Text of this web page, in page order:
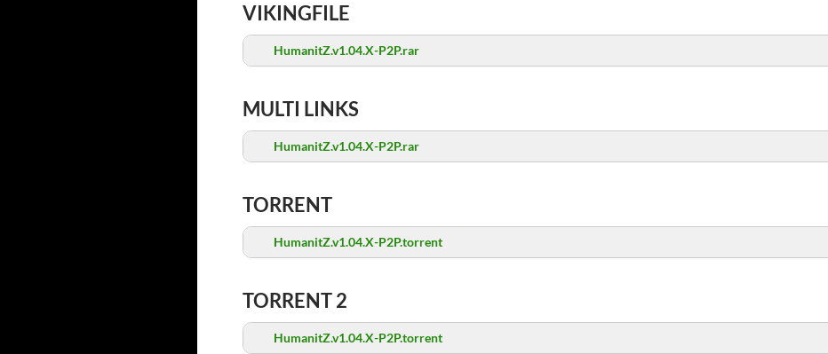
VIKINGFILE
HumanitZ.v1.04.X-P2P.rar
MULTI LINKS
HumanitZ.v1.04.X-P2P.rar
TORRENT
HumanitZ.v1.04.X-P2P.torrent
TORRENT 2
HumanitZ.v1.04.X-P2P.torrent